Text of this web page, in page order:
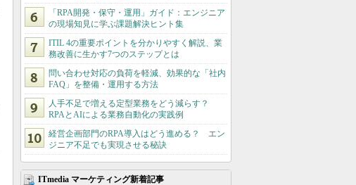
「RPA開発・保守・運用」ガイド：エンジニア
の現場知見に学ぶ課題解決ヒント集
ITIL 4の重要ポイントを分かりやすく解説、業
務改善に生かす7つのステップとは
問い合わせ対応の負荷を軽減、効果的な「社内
FAQ」を整備・運用する方法
人手不足で増える定型業務をどう減らす？
RPAとAIによる業務自動化の実践例
経営企画部門のRPA導入はどう進める？ エン
ジニア不足でも実現させる秘訣
ITmedia マーケティング新着記事